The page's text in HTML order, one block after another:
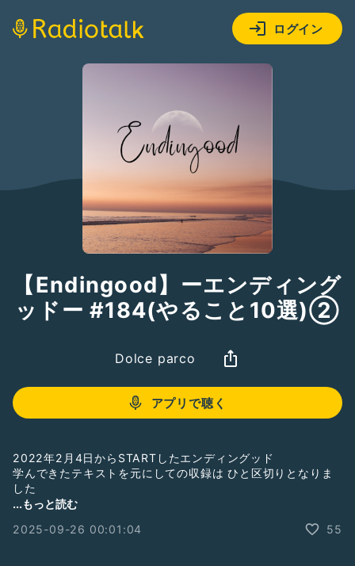
ログイン
【Endingood】ーエンディング
ッドー #184(やること10選)②
Dolce parco
アプリで聴く
2022年2月4日からSTARTしたエンディングッド
学んできたテキストを元にしての収録は ひと区切りとなりま
した
2月から
この【Endingood】
...もっと読む
2025-09-26 00:01:04
55